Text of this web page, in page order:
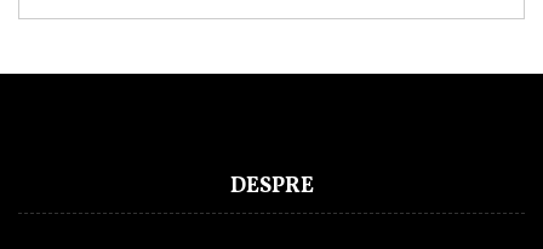
DESPRE